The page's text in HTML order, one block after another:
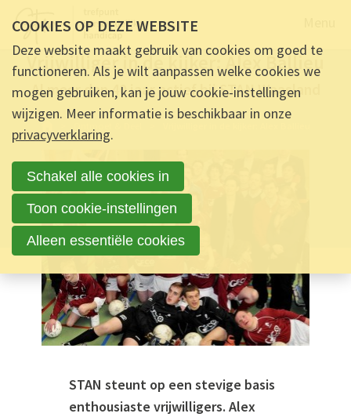
Vrijwilliger in de kijker: Alex Ballieu
Al meer dan 40 jaar actief bij STAN Waasland
STAN steunt op een stevige basis
enthousiaste vrijwilligers. Alex
COOKIES OP DEZE WEBSITE
Deze website maakt gebruik van cookies om goed te
functioneren. Als je wilt aanpassen welke cookies we
mogen gebruiken, kan je jouw cookie-instellingen
wijzigen. Meer informatie is beschikbaar in onze
privacyverklaring.
Schakel alle cookies in
Toon cookie-instellingen
Alleen essentiële cookies